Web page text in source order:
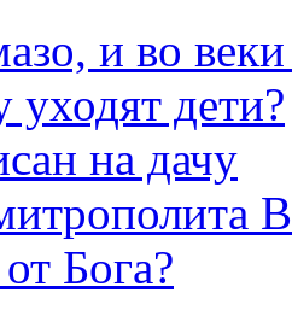
и во веки
дети?
на дачу
Бога?